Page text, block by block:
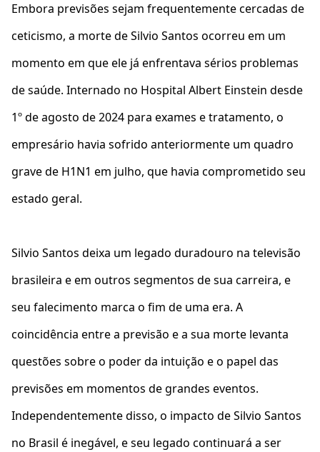
Embora previsões sejam frequentemente cercadas de
ceticismo, a morte de Silvio Santos ocorreu em um
momento em que ele já enfrentava sérios problemas
de saúde. Internado no Hospital Albert Einstein desde
1º de agosto de 2024 para exames e tratamento, o
empresário havia sofrido anteriormente um quadro
grave de H1N1 em julho, que havia comprometido seu
estado geral.
Silvio Santos deixa um legado duradouro na televisão
brasileira e em outros segmentos de sua carreira, e
seu falecimento marca o fim de uma era. A
coincidência entre a previsão e a sua morte levanta
questões sobre o poder da intuição e o papel das
previsões em momentos de grandes eventos.
Independentemente disso, o impacto de Silvio Santos
no Brasil é inegável, e seu legado continuará a ser